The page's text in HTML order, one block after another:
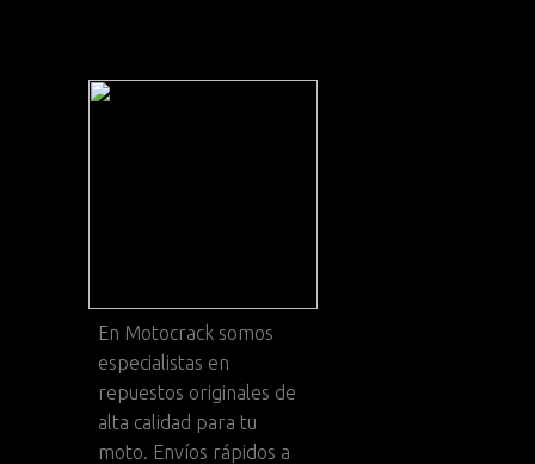
En Motocrack somos
especialistas en
repuestos originales de
alta calidad para tu
moto. Envíos rápidos a